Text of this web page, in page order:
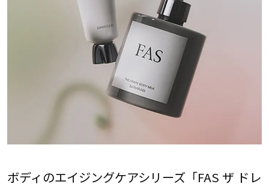
ボディのエイジングケアシリーズ「FAS ザ ドレ